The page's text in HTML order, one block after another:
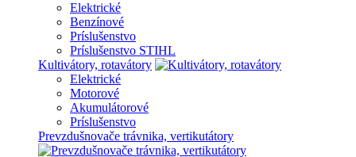
Elektrické
Benzínové
Príslušenstvo
Príslušenstvo STIHL
Kultivátory, rotavátory
Elektrické
Motorové
Akumulátorové
Príslušenstvo
Prevzdušnovače trávnika, vertikutátory